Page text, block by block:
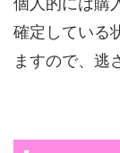
確定している
ますので、逃